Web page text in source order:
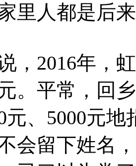
里人都是后
2016年，虹
。平常，回
元、5000元
会留下姓名